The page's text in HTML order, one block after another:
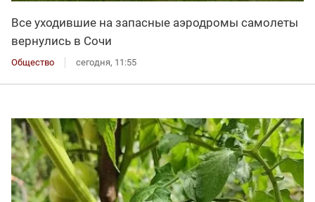
Все уходившие на запасные аэродромы самолеты
вернулись в Сочи
Общество сегодня, 11:55